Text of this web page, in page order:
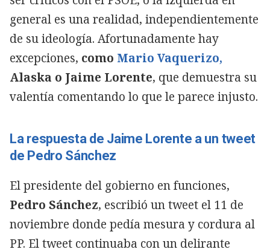
general es una realidad, independientemente
de su ideología. Afortunadamente hay
excepciones, como Mario Vaquerizo,
Alaska o Jaime Lorente, que demuestra su
valentía comentando lo que le parece injusto.
La respuesta de Jaime Lorente a un tweet
de Pedro Sánchez
El presidente del gobierno en funciones,
Pedro Sánchez, escribió un tweet el 11 de
noviembre donde pedía mesura y cordura al
PP. El tweet continuaba con un delirante